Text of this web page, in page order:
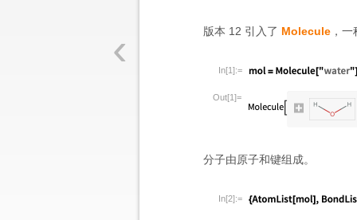
‹ 版本 12 引入了 Molecule ，
In[1]:=
Out[1]=
分子由原子和键组成。
In[2]:=